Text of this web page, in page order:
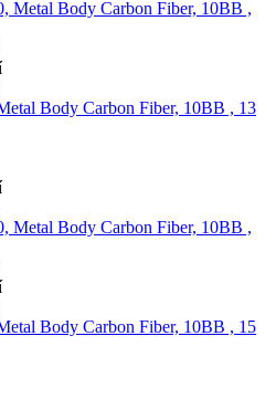
Body Carbon Fiber, 10BB , 13
Body Carbon Fiber, 10BB , 15